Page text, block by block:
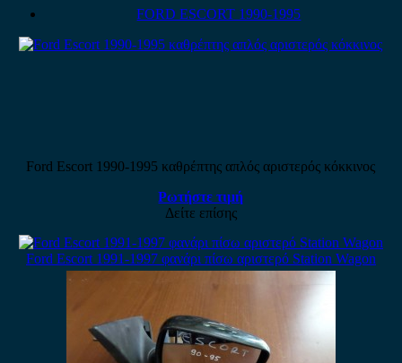
FORD ESCORT 1990-1995
Ford Escort 1990-1995 καθρέπτης απλός αριστερός κόκκινος
Ρωτήστε τιμή
Δείτε επίσης
Ford Escort 1991-1997 φανάρι πίσω αριστερό Station Wagon